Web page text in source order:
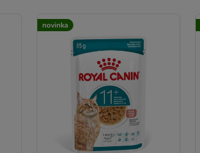
novinka